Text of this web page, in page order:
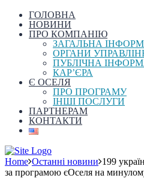
ГОЛОВНА
НОВИНИ
ПРО КОМПАНІЮ
ЗАГАЛЬНА
ОРГАНИ
ПУБЛІЧНА
КАР’ЄРА
Є ОСЕЛЯ
ПРО ПРОГРАМУ
ІНШІ ПОСЛУГИ
ПАРТНЕРАМ
КОНТАКТИ
Home Останні новини 199
за програмою єОселя на